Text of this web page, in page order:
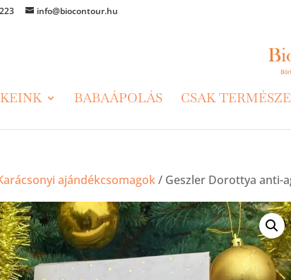
info@biocontour.hu
BABAÁPOLÁS CSAK
ajándékcsomagok/ Geszler Dorottya anti-